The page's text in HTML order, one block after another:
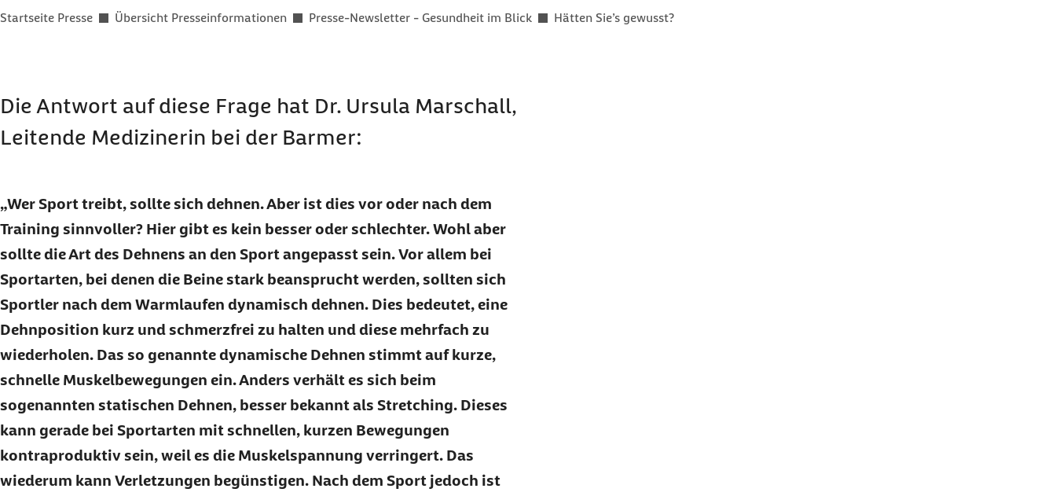
Sie befinden sich hier:
Startseite Presse Übersicht Presseinformationen Presse-Newsletter - Gesundheit im Blick Hätten Sie’s gewusst?
Die Antwort auf diese Frage hat Dr. Ursula Marschall,
Leitende Medizinerin bei der Barmer:
Wer Sport treibt, sollte sich dehnen. Aber ist dies vor oder nach dem
Training sinnvoller? Hier gibt es kein besser oder schlechter. Wohl aber
sollte die Art des Dehnens an den Sport angepasst sein. Vor allem bei
Sportarten, bei denen die Beine stark beansprucht werden, sollten sich
Sportler nach dem Warmlaufen dynamisch dehnen. Dies bedeutet, eine
Dehnposition kurz und schmerzfrei zu halten und diese mehrfach zu
wiederholen. Das so genannte dynamische Dehnen stimmt auf kurze,
schnelle Muskelbewegungen ein. Anders verhält es sich beim
sogenannten statischen Dehnen, besser bekannt als Stretching. Dieses
kann gerade bei Sportarten mit schnellen, kurzen Bewegungen
kontraproduktiv sein, weil es die Muskelspannung verringert. Das
wiederum kann Verletzungen begünstigen. Nach dem Sport jedoch ist